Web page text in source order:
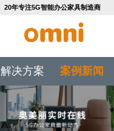
20年专注5G智能办公家具制造商
解决方案 案例新闻